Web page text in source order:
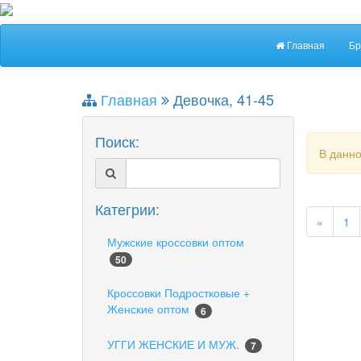
Главная
Главная
Девочка, 41-45
Поиск:
Категрии:
Мужские кроссовки оптом
50
Кроссовки Подростковые +
Женские оптом
6
УГГИ ЖЕНСКИЕ И МУЖ. 7
В
« 1